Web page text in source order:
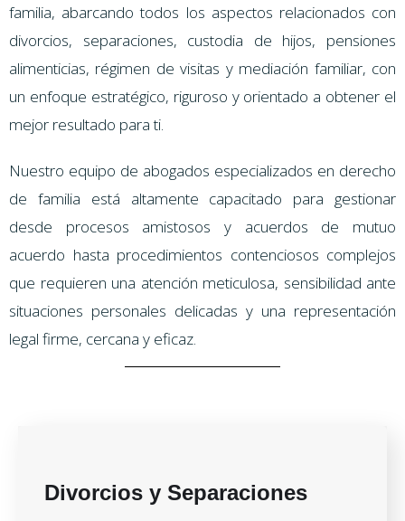
familia, abarcando todos los aspectos relacionados con
divorcios, separaciones, custodia de hijos, pensiones
alimenticias, régimen de visitas y mediación familiar, con
un enfoque estratégico, riguroso y orientado a obtener el
mejor resultado para ti.
Nuestro equipo de abogados especializados en derecho
de familia está altamente capacitado para gestionar
desde procesos amistosos y acuerdos de mutuo
acuerdo hasta procedimientos contenciosos complejos
que requieren una atención meticulosa, sensibilidad ante
situaciones personales delicadas y una representación
legal firme, cercana y eficaz.
Divorcios y Separaciones